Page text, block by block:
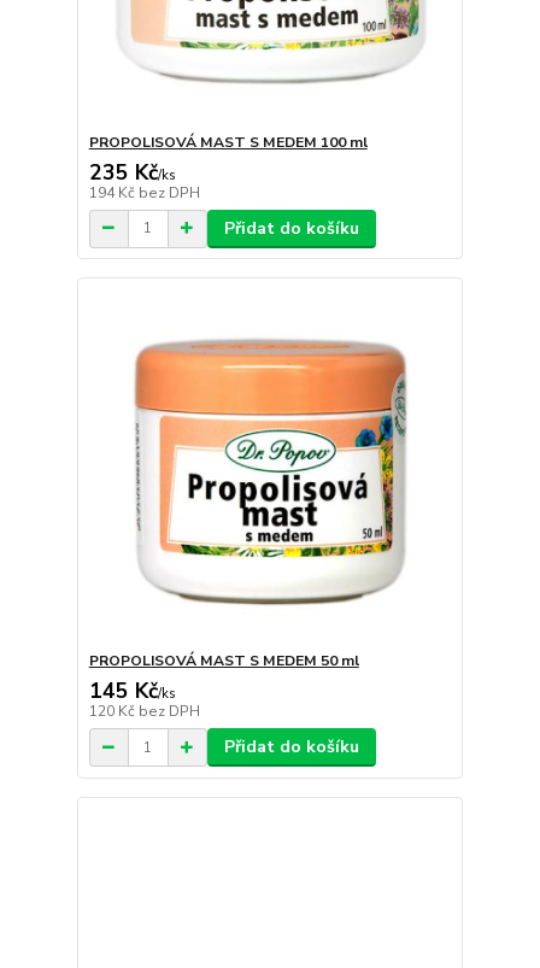
PROPOLISOVÁ MAST S MEDEM 100 ml
235 Kč/ks
194 Kč bez DPH
Přidat do košíku
PROPOLISOVÁ MAST S MEDEM 50 ml
145 Kč/ks
120 Kč bez DPH
Přidat do košíku